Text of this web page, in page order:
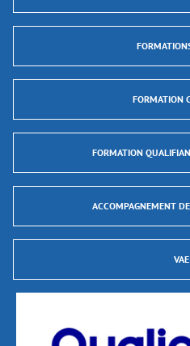
FORMATION
FORMATION
ACCOMPAGNEMENT
VAE